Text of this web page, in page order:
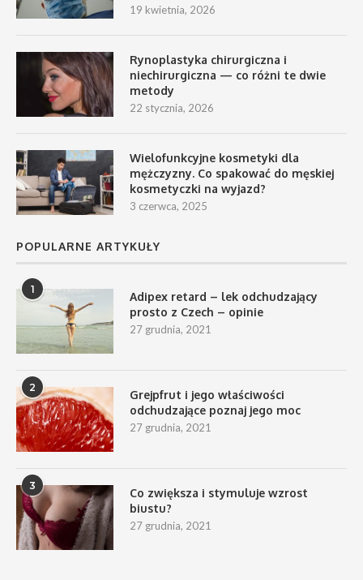
19 kwietnia, 2026
Rynoplastyka chirurgiczna i
niechirurgiczna — co różni te dwie
metody
22 stycznia, 2026
Wielofunkcyjne kosmetyki dla
mężczyzny. Co spakować do męskiej
kosmetyczki na wyjazd?
3 czerwca, 2025
POPULARNE ARTYKUŁY
1
Adipex retard – lek odchudzający
prosto z Czech – opinie
27 grudnia, 2021
2
Grejpfrut i jego właściwości
odchudzające poznaj jego moc
27 grudnia, 2021
3
Co zwiększa i stymuluje wzrost
biustu?
27 grudnia, 2021